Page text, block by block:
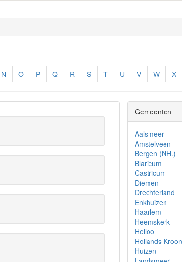
N O P Q R S T U V W X
Gemeenten
Aalsmeer
Amstelveen
Bergen (NH.)
Blaricum
Castricum
Diemen
Drechterland
Enkhuizen
Haarlem
Heemskerk
Heiloo
Hollands Kroon
Huizen